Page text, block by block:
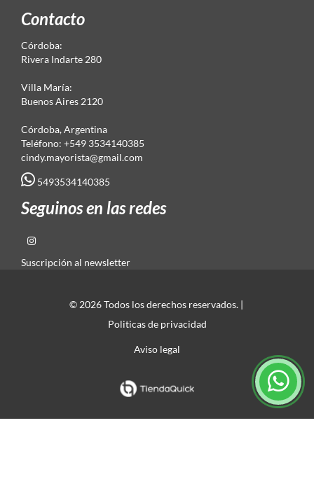
Contacto
Córdoba:
Rivera Indarte 280
Villa María:
Buenos Aires 2120
Córdoba, Argentina
Teléfono: +549 3534140385
cindy.mayorista@gmail.com
5493534140385
Seguinos en las redes
Suscripción al newsletter
© 2026 Todos los derechos reservados. |
Politicas de privacidad
Aviso legal